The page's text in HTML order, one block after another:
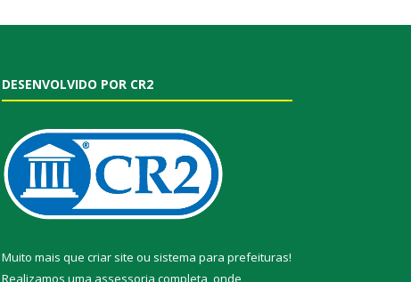
DESENVOLVIDO POR CR2
Muito mais que criar site ou sistema para prefeituras!
Realizamos uma assessoria completa, onde